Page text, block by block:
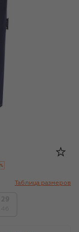
%
Таблица размеров